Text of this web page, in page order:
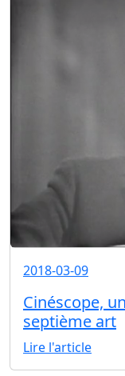
2018-03-09
Cinéscope,
septième art
Lire l'article